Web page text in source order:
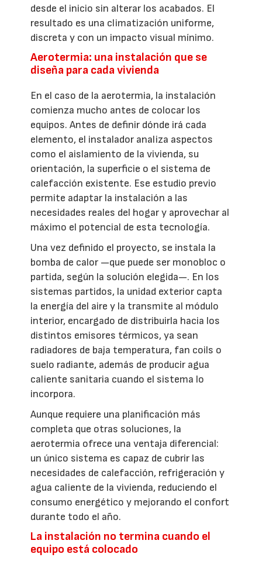
desde el inicio sin alterar los acabados. El
resultado es una climatización uniforme,
discreta y con un impacto visual mínimo.
Aerotermia: una instalación que se
diseña para cada vivienda
En el caso de la aerotermia, la instalación
comienza mucho antes de colocar los
equipos. Antes de definir dónde irá cada
elemento, el instalador analiza aspectos
como el aislamiento de la vivienda, su
orientación, la superficie o el sistema de
calefacción existente. Ese estudio previo
permite adaptar la instalación a las
necesidades reales del hogar y aprovechar al
máximo el potencial de esta tecnología.
Una vez definido el proyecto, se instala la
bomba de calor —que puede ser monobloc o
partida, según la solución elegida—. En los
sistemas partidos, la unidad exterior capta
la energía del aire y la transmite al módulo
interior, encargado de distribuirla hacia los
distintos emisores térmicos, ya sean
radiadores de baja temperatura, fan coils o
suelo radiante, además de producir agua
caliente sanitaria cuando el sistema lo
incorpora.
Aunque requiere una planificación más
completa que otras soluciones, la
aerotermia ofrece una ventaja diferencial:
un único sistema es capaz de cubrir las
necesidades de calefacción, refrigeración y
agua caliente de la vivienda, reduciendo el
consumo energético y mejorando el confort
durante todo el año.
La instalación no termina cuando el
equipo está colocado